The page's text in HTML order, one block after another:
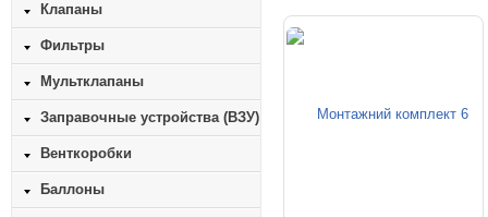
Клапаны
Фильтры
Мультклапаны
Заправочные устройства (ВЗУ)
Венткоробки
Баллоны